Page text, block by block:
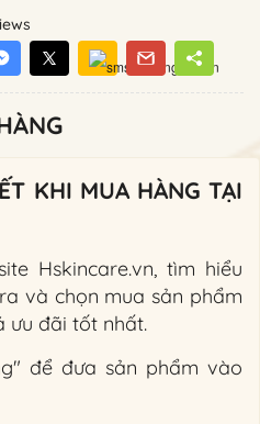
KHI MUA HÀNG TẠI
Hskincare.vn, tìm hiểu
và chọn mua sản phẩm
ưu đãi tốt nhất.
để đưa sản phẩm vào